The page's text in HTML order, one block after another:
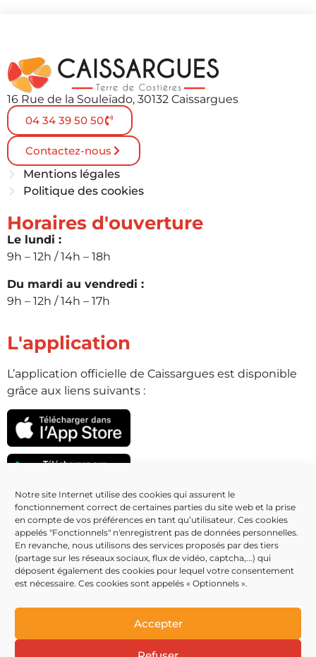
Notre site Internet utilise des cookies qui assurent le
fonctionnement correct de certaines parties du site web et la prise
en compte de vos préférences en tant qu’utilisateur. Ces cookies
appelés "Fonctionnels" n'enregistrent pas de données personnelles.
En revanche, nous utilisons des services proposés par des tiers
(partage sur les réseaux sociaux, flux de vidéo, captcha,...) qui
déposent également des cookies pour lequel votre consentement
est nécessaire. Ces cookies sont appelés « Optionnels ».
Accepter
16 Rue de la Souleïado, 30132 Caissargues
04 34 39 50 50
Contactez-nous
Mentions légales
Politique des cookies
Horaires d'ouverture
Le lundi :
9h – 12h / 14h – 18h
Du mardi au vendredi :
9h – 12h / 14h – 17h
L'application
L’application officielle de Caissargues est disponible
grâce aux liens suivants :
Partenaires